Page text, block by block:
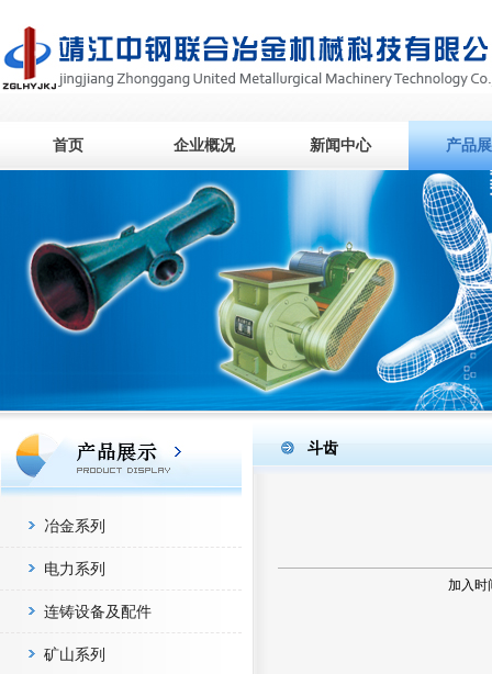
首页 企业概况 新闻中心 产品
冶金系列
电力系列
连铸设备及配件
矿山系列
斗齿
加入